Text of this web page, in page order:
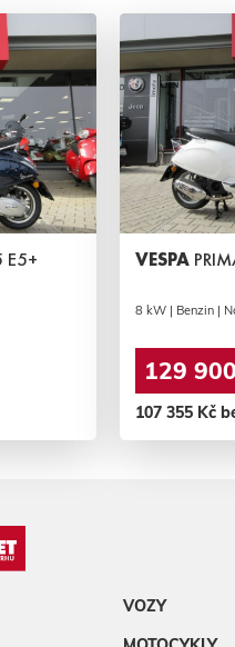
E5+ VESPA
8 kW | Benzin |
129
107 355 Kč
VOZY